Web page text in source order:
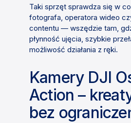
Taki sprzęt sprawdza się w
fotografa, operatora wideo
contentu — wszędzie tam,
płynność ujęcia, szybkie
możliwość działania z ręki.
Kamery DJI
Action –
bez